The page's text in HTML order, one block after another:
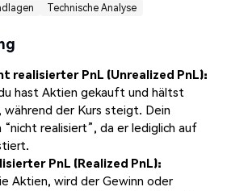
Technische Analyse
realisierter PnL (Unrealized PnL):
hast Aktien gekauft und hältst
der Kurs steigt. Dein
“nicht realisiert”, da er lediglich auf
PnL (Realized PnL):
Aktien, wird der Gewinn oder